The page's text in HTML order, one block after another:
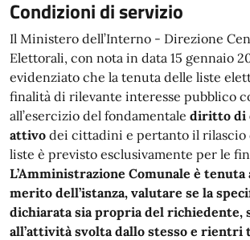
Condizioni di servizio
Il Ministero dell’Interno - Direzione
Elettorali, con nota in data 15 gennaio
evidenziato che la tenuta delle liste
finalità di rilevante interesse pubblico
all’esercizio del fondamentale diritto di
attivo dei cittadini e pertanto il rilascio
liste è previsto esclusivamente per le
L’Amministrazione Comunale è
merito dell’istanza, valutare se la
dichiarata sia propria del richiedente,
all’attività svolta dallo stesso e rientri